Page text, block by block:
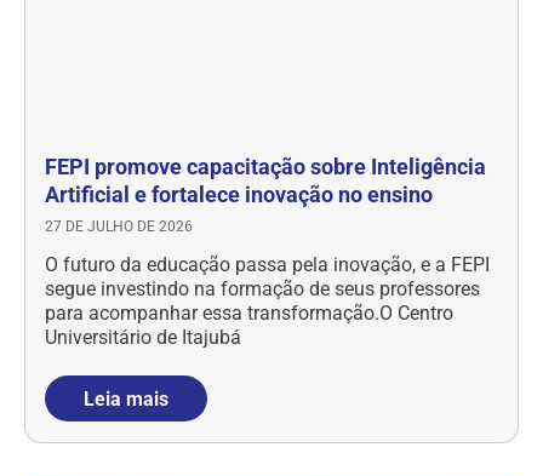
FEPI promove capacitação sobre Inteligência
Artificial e fortalece inovação no ensino
27 DE JULHO DE 2026
O futuro da educação passa pela inovação, e a FEPI
segue investindo na formação de seus professores
para acompanhar essa transformação.O Centro
Universitário de Itajubá
Leia mais